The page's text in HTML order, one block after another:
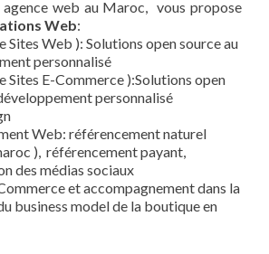
web au Maroc, vous propose
Web:
Sites Web ): Solutions open source au
personnalisé
Sites E-Commerce ):Solutions open
personnalisé
Web: référencement naturel
), référencement payant,
des médias sociaux
et accompagnement dans la
business model de la boutique en